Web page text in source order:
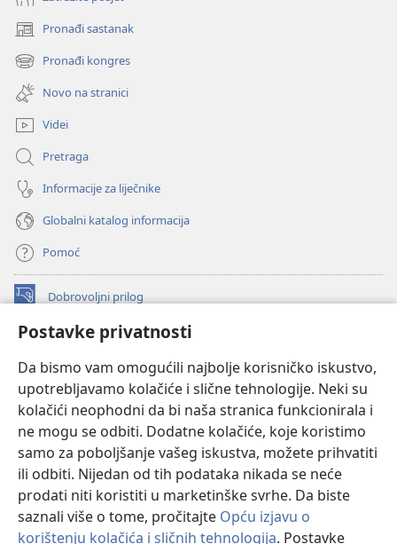
Postavke privatnosti
Da bismo vam omogućili najbolje korisničko iskustvo,
upotrebljavamo kolačiće i slične tehnologije. Neki su
kolačići neophodni da bi naša stranica funkcionirala i
ne mogu se odbiti. Dodatne kolačiće, koje koristimo
samo za poboljšanje vašeg iskustva, možete prihvatiti
ili odbiti. Nijedan od tih podataka nikada se neće
prodati niti koristiti u marketinške svrhe. Da biste
saznali više o tome, pročitajte Opću izjavu o
korištenju kolačića i sličnih tehnologija. Postavke
Pronađi sastanak
(otvara
se
novi
prozor)
Pronađi kongres
(otvara
se
novi
prozor)
Novo na stranici
Videi
Pretraga
Informacije za liječnike
Globalni katalog informacija
Pomoć
Dobrovoljni prilog
(otvara
novi
INTERNETSKA BIBLIOTEKA Watchtower
se
novi
prozor)
JW Hub
(otvara
se
novi
JW Library
Watchtower Library